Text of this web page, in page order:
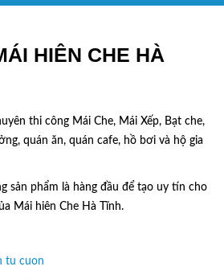
HIÊN CHE HÀ
thi công Mái Che, Mái Xếp, Bạt che,
quán ăn, quán cafe, hồ bơi và hộ gia
sản phẩm là hàng đầu để tạo uy tín cho
Mái hiên Che Hà Tĩnh.
tu cuon